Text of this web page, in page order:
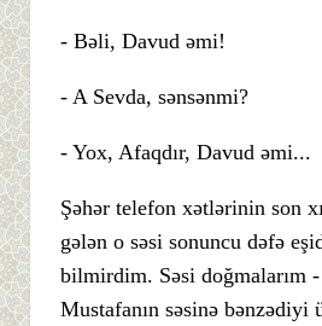
- Bəli, Davud əmi!
- A Sevda, sənsənmi?
- Yox, Afaqdır, Davud əmi...
Şəhər telefon xətlərinin son
gələn o səsi sonuncu dəfə
bilmirdim. Səsi doğmalarım
Mustafanın səsinə